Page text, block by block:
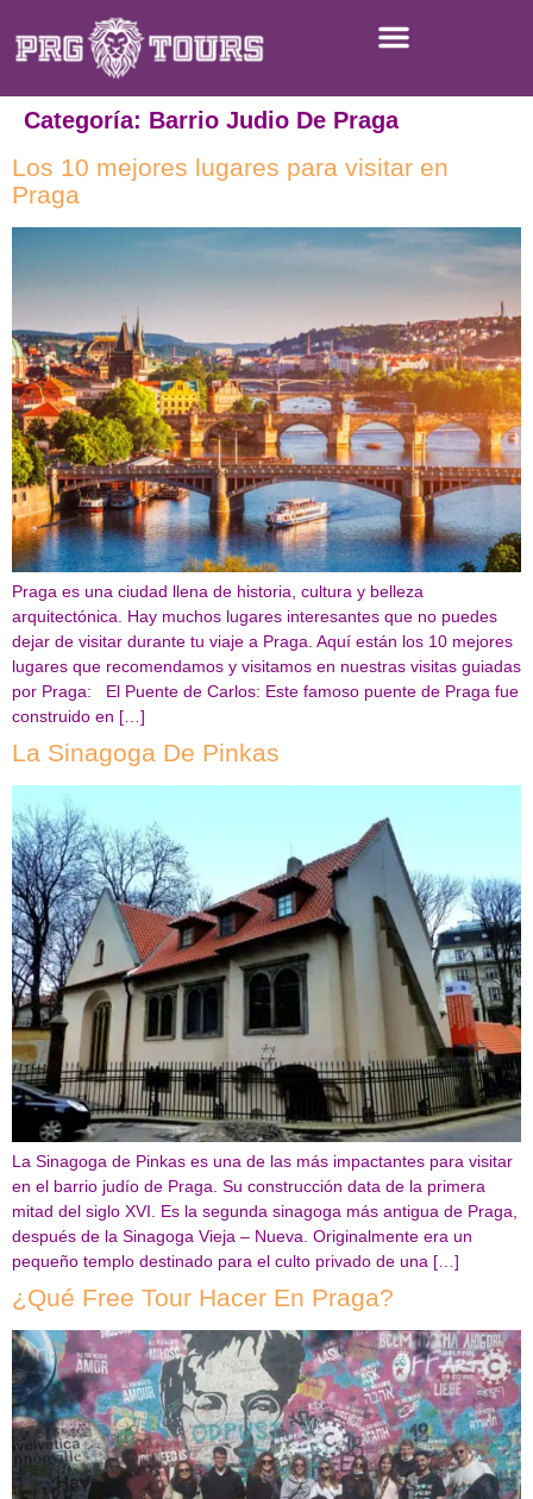
Categoría: Barrio Judio De Praga
Los 10 mejores lugares para visitar en
Praga
Praga es una ciudad llena de historia, cultura y belleza
arquitectónica. Hay muchos lugares interesantes que no puedes
dejar de visitar durante tu viaje a Praga. Aquí están los 10 mejores
lugares que recomendamos y visitamos en nuestras visitas guiadas
por Praga: El Puente de Carlos: Este famoso puente de Praga fue
construido en […]
La Sinagoga De Pinkas
La Sinagoga de Pinkas es una de las más impactantes para visitar
en el barrio judío de Praga. Su construcción data de la primera
mitad del siglo XVI. Es la segunda sinagoga más antigua de Praga,
después de la Sinagoga Vieja – Nueva. Originalmente era un
pequeño templo destinado para el culto privado de una […]
¿Qué Free Tour Hacer En Praga?